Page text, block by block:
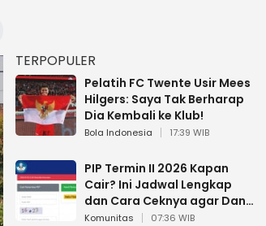
TERPOPULER
Pelatih FC Twente Usir Mees
Hilgers: Saya Tak Berharap
Dia Kembali ke Klub!
Bola Indonesia 17:39 WIB
PIP Termin II 2026 Kapan
Cair? Ini Jadwal Lengkap
dan Cara Ceknya agar Dana
Tidak Hangus!
Komunitas 07:36 WIB